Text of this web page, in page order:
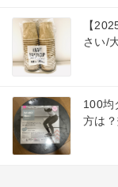
【
さい/
100均
方は